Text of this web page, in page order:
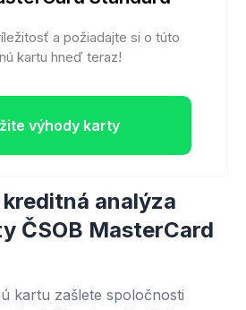
a požiadajte si o túto
kartu hneď teraz!
výhody karty
analýza
ČSOB MasterCard
kartu zašlete spoločnosti